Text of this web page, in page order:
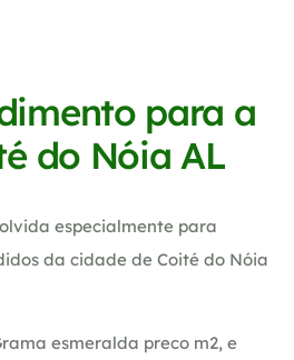
para a
do Nóia AL
especialmente para
da cidade de Coité do Nóia
esmeralda preco m2, e